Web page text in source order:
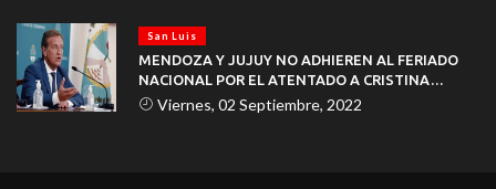
San Luis
MENDOZA Y JUJUY NO ADHIEREN AL FERIADO
NACIONAL POR EL ATENTADO A CRISTINA
KIRCHNER
Viernes, 02 Septiembre, 2022